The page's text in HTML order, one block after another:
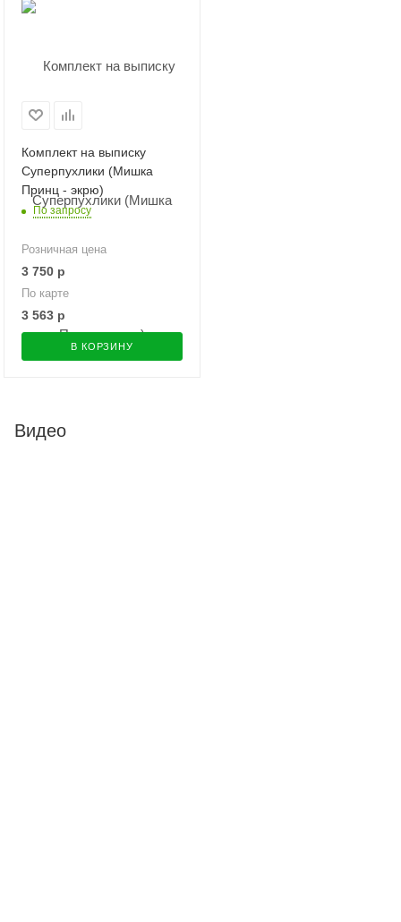
Комплект на выписку
Суперпухлики (Мишка
Принц - экрю)
По запросу
Розничная цена
3 750 р
По карте
3 563 р
В КОРЗИНУ
Видео